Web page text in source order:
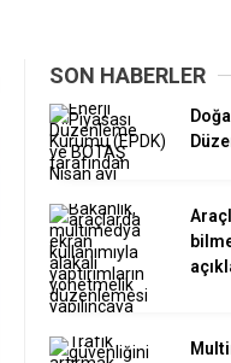
SON HABERLER